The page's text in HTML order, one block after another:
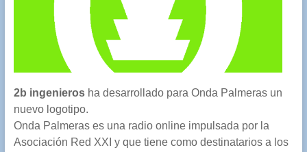
2b ingenierosha desarrollado para Onda Palmeras un
nuevo logotipo.
Onda Palmeras es una radio online impulsada por la
Asociación Red XXI y que tiene como destinatarios a los